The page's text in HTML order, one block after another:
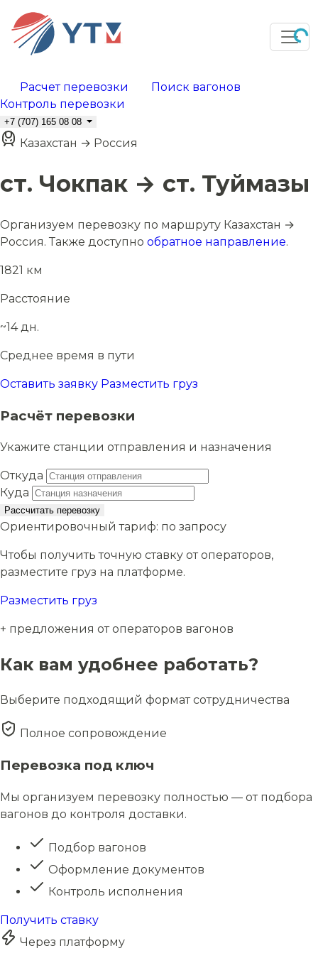
Расчет перевозки
Поиск вагонов
Контроль перевозки
+7 (707) 165 08 08
Казахстан → Россия
ст. Чокпак → ст. Туймазы
Организуем перевозку по маршруту Казахстан →
Россия. Также доступно обратное направление.
1821 км
Расстояние
~14 дн.
Среднее время в пути
Оставить заявку Разместить груз
Расчёт перевозки
Укажите станции отправления и назначения
Откуда
Куда
Рассчитать перевозку
Ориентировочный тариф: по запросу
Чтобы получить точную ставку от операторов,
разместите груз на платформе.
Разместить груз
+ предложения от операторов вагонов
Как вам удобнее работать?
Выберите подходящий формат сотрудничества
Полное сопровождение
Перевозка под ключ
Мы организуем перевозку полностью — от подбора
вагонов до контроля доставки.
Подбор вагонов
Оформление документов
Контроль исполнения
Получить ставку
Через платформу